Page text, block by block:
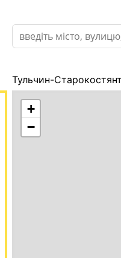
Тульчин-
+
−